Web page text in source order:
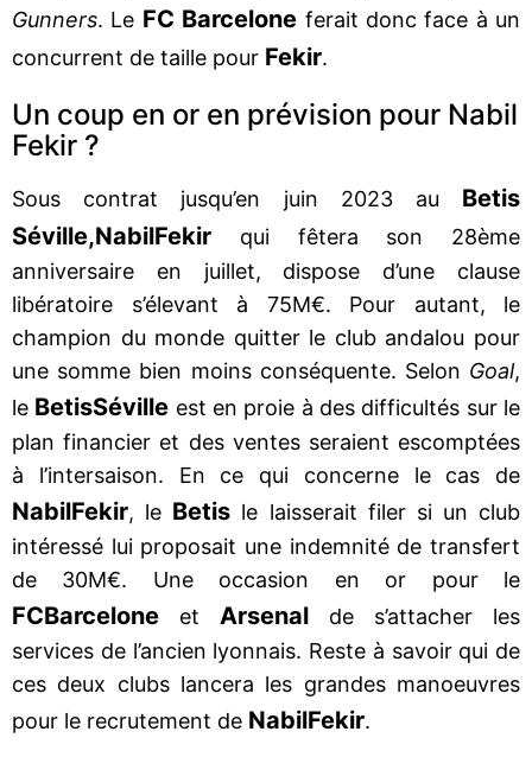
Gunners. Le FC Barcelone ferait donc face à un
concurrent de taille pour Fekir.
Un coup en or en prévision pour Nabil
Fekir ?
Sous contrat jusqu’en juin 2023 au Betis
Séville,NabilFekir qui fêtera son 28ème
anniversaire en juillet, dispose d’une clause
libératoire s’élevant à 75M€. Pour autant, le
champion du monde quitter le club andalou pour
une somme bien moins conséquente. Selon Goal,
le BetisSéville est en proie à des difficultés sur le
plan financier et des ventes seraient escomptées
à l’intersaison. En ce qui concerne le cas de
NabilFekir, le Betis le laisserait filer si un club
intéressé lui proposait une indemnité de transfert
de 30M€. Une occasion en or pour le
FCBarcelone et Arsenal de s’attacher les
services de l’ancien lyonnais. Reste à savoir qui de
ces deux clubs lancera les grandes manoeuvres
pour le recrutement de NabilFekir.